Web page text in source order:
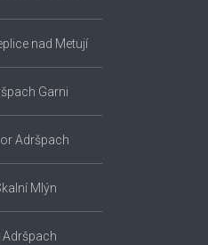
nad Metují
Garni
Adršpach
Mlýn
Adršpach